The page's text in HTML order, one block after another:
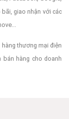
bãi, giao nhận với các
thương mại điện
hàng cho doanh